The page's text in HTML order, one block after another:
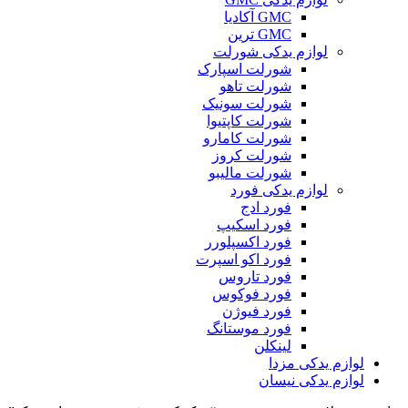
GMC آکادیا
GMC ترین
لوازم یدکی شورلت
شورلت اسپارک
شورلت تاهو
شورلت سونیک
شورلت کاپتیوا
شورلت کامارو
شورلت کروز
شورلت مالیبو
لوازم یدکی فورد
فورد ادج
فورد اسکیپ
فورد اکسپلورر
فورد اکو اسپرت
فورد تاروس
فورد فوکوس
فورد فیوژن
فورد موستانگ
لینکلن
لوازم یدکی مزدا
لوازم یدکی نیسان